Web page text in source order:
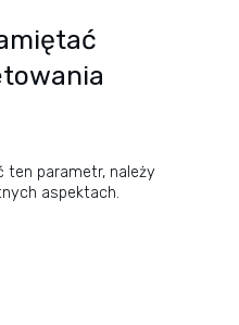
ten parametr, należy
aspektach.